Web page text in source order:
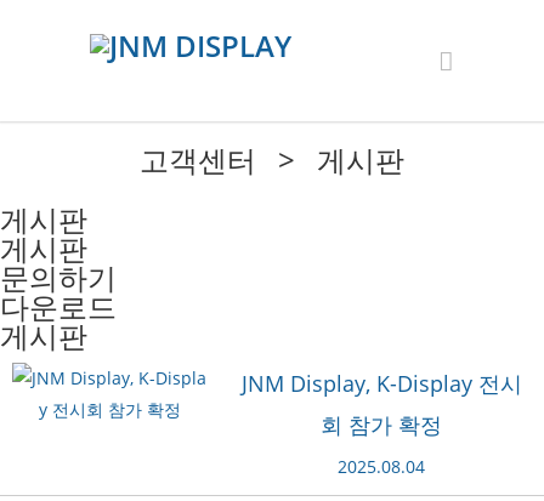
고객센터 > 게시판
게시판
게시판
문의하기
다운로드
게시판
JNM Display, K-Display 전시
회 참가 확정
2025.08.04